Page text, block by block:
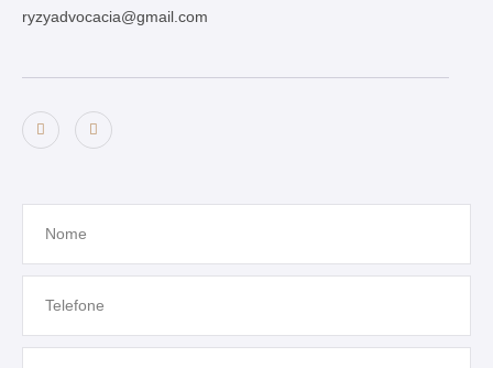
ryzyadvocacia@gmail.com